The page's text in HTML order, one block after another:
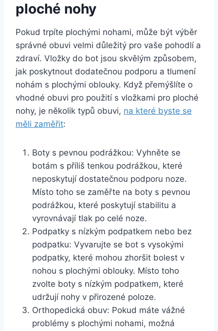
ploché nohy
Pokud trpíte plochými nohami, může být výběr
správné obuvi velmi důležitý pro vaše pohodlí a
zdraví. Vložky do bot jsou skvělým způsobem,
jak poskytnout dodatečnou podporu a tlumení
nohám s plochými oblouky. Když přemýšlíte o
vhodné obuvi pro použití s vložkami pro ploché
nohy, je několik typů obuvi, na které byste se
měli zaměřit:
Boty s pevnou podrážkou: Vyhněte se
botám s příliš tenkou podrážkou, které
neposkytují dostatečnou podporu noze.
Místo toho se zaměřte na boty s pevnou
podrážkou, které poskytují stabilitu a
vyrovnávají tlak po celé noze.
Podpatky s nízkým podpatkem nebo bez
podpatku: Vyvarujte se bot s vysokými
podpatky, které mohou zhoršit bolest v
nohou s plochými oblouky. Místo toho
zvolte boty s nízkým podpatkem, které
udržují nohy v přirozené poloze.
Orthopedická obuv: Pokud máte vážné
problémy s plochými nohami, možná